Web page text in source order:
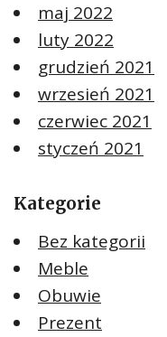
maj 2022
luty 2022
grudzień 2021
wrzesień 2021
czerwiec 2021
styczeń 2021
Kategorie
Bez kategorii
Meble
Obuwie
Prezent